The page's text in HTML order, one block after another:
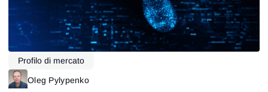
Profilo di mercato
Oleg Pylypenko